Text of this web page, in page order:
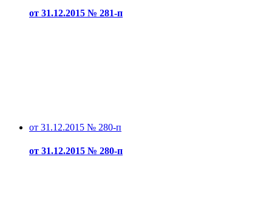
от 31.12.2015 № 281-п
от 31.12.2015 № 280-п
от 31.12.2015 № 280-п